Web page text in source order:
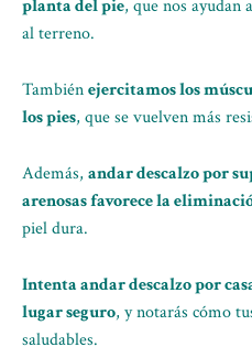
planta del pie, que nos ayudan
al terreno.
Tambiénejercitamos los
los pies, que se vuelven más
Además, andar descalzo por
arenosas favorece la
piel dura.
Intenta andar descalzo por
lugar seguro, y notarás cómo
saludables.